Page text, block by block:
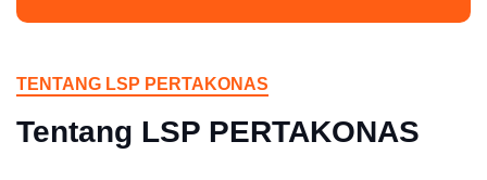
TENTANG LSP PERTAKONAS
Tentang LSP PERTAKONAS